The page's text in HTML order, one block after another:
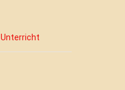
Unterricht